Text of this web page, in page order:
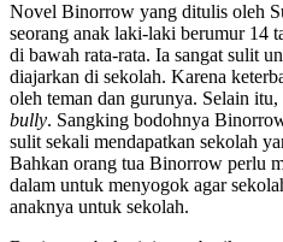
Novel Binorrow yang ditulis oleh
seorang anak laki-laki berumur 14
di bawah rata-rata. Ia sangat sulit
diajarkan di sekolah. Karena
oleh teman dan gurunya. Selain
bully. Sangking bodohnya
sulit sekali mendapatkan sekolah
Bahkan orang tua Binorrow perlu
dalam untuk menyogok agar
anaknya untuk sekolah.